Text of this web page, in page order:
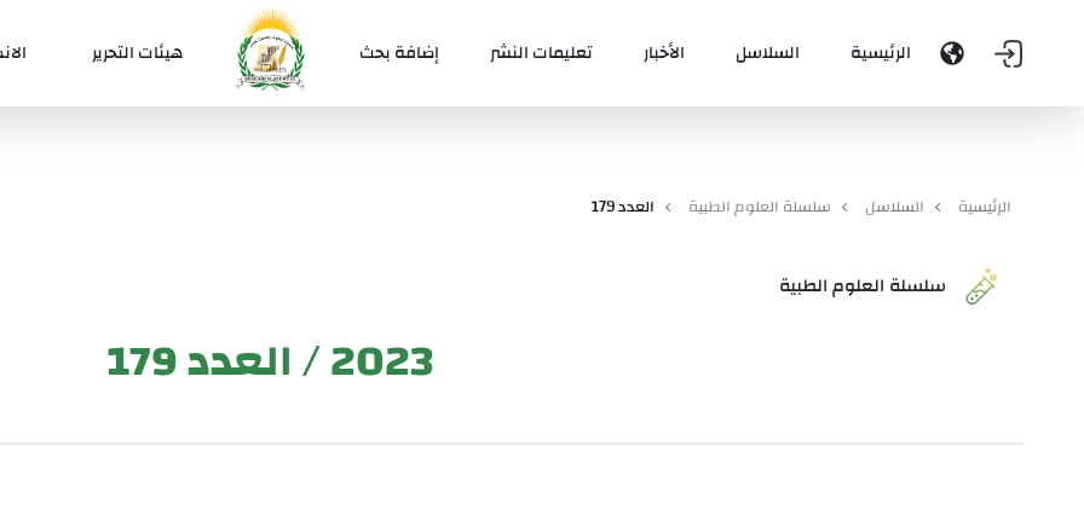
الرئيسية السلاسل الأخبار تعليمات النشر إضافة بحث هيئات التحرير
الرئيسية السلاسل سلسلة العلوم الطبية العدد 179
سلسلة العلوم الطبية
2023 / العدد 179